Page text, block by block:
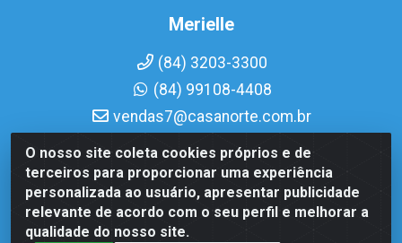
O nosso site coleta cookies próprios e de
terceiros para proporcionar uma experiência
personalizada ao usuário, apresentar publicidade
relevante de acordo com o seu perfil e melhorar a
qualidade do nosso site.
Merielle
(84) 3203-3300
(84) 99108-4408
vendas7@casanorte.com.br
Casa Norte LTDA - Av. Interventor Mário Câmara, 1815 -
Dix-Sept Rosado, Natal/RN - CEP 59054-600 - CNPJ
08.713.513/0001-51